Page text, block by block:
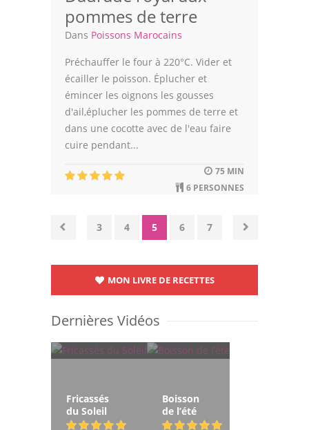
pommes de terre
Dans Poissons Marocains
Préchauffer le four à 220°C. Vider et
écailler le poisson. Éplucher et
émincer les oignons les gousses
d'ail,éplucher les pommes de terre et
dans une cocotte avec de l'eau faire
cuire pendant...
75 MIN
6 PERSONNES
3 4 5 6 7
MON LIVRE DE RECETTES
Dernières Vidéos
Fricassés
du Soleil
Boisson
de l’été